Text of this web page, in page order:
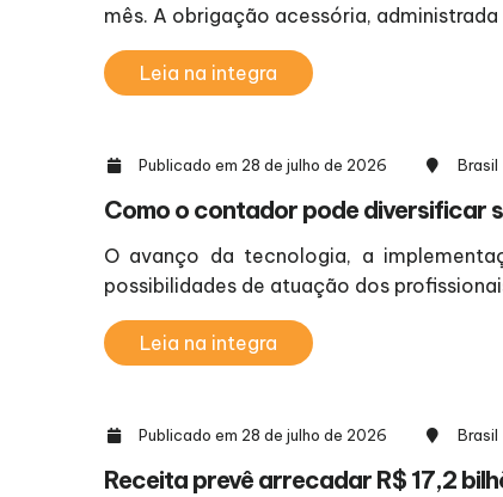
mês. A obrigação acessória,
Leia na integra
Publicado em 28 de julho de 2026 Brasil
Como o contador pode diversificar
O avanço da tecnologia, a
possibilidades de atuação dos
Leia na integra
Publicado em 28 de julho de 2026 Brasil
Receita prevê arrecadar R$ 17,2